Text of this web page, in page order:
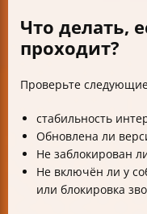
Что делать,
проходит?
Проверьте
стабильность
Обновлена ли
Не заблокирован
Не включён ли у
или блокировка